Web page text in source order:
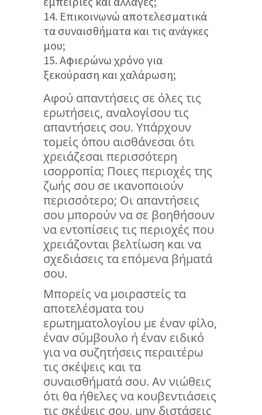
Επικοινωνώ αποτελεσματικά
τα συναισθήματα και τις ανάγκες
μου;
Αφιερώνω χρόνο για
ξεκούραση και χαλάρωση;
Αφού απαντήσεις σε όλες τις
ερωτήσεις, αναλογίσου τις
απαντήσεις σου. Υπάρχουν
τομείς όπου αισθάνεσαι ότι
χρειάζεσαι περισσότερη
ισορροπία; Ποιες περιοχές της
ζωής σου σε ικανοποιούν
περισσότερο; Οι απαντήσεις
σου μπορούν να σε βοηθήσουν
να εντοπίσεις τις περιοχές που
χρειάζονται βελτίωση και να
σχεδιάσεις τα επόμενα βήματά
σου.
Μπορείς να μοιραστείς τα
αποτελέσματα του
ερωτηματολογίου με έναν φίλο,
έναν σύμβουλο ή έναν ειδικό
για να συζητήσεις περαιτέρω
τις σκέψεις και τα
συναισθήματά σου. Αν νιώθεις
ότι θα ήθελες να κουβεντιάσεις
τις σκέψεις σου, μην διστάσεις